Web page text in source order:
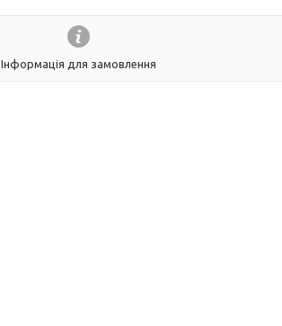
Інформація для замовлення